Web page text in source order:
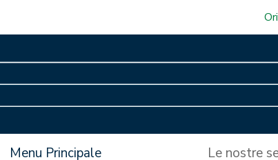
Menu Principale Le nostre